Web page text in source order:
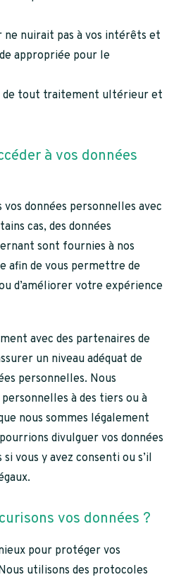
nuirait pas à vos intérêts et
appropriée pour le
de tout traitement ultérieur et
à vos données
vos données personnelles avec
cas, des données
sont fournies à nos
afin de vous permettre de
d’améliorer votre expérience
avec des partenaires de
un niveau adéquat de
personnelles. Nous
à des tiers ou à
nous sommes légalement
divulguer vos données
vous y avez consenti ou s’il
vos données ?
pour protéger vos
utilisons des protocoles